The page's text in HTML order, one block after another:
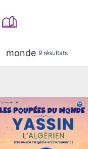
monde 9 résultats